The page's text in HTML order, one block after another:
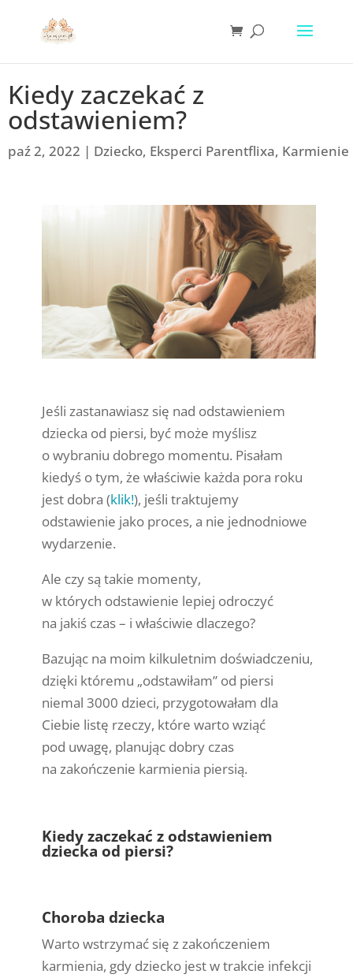
Kiedy zaczekać z
odstawieniem?
paź 2, 2022 | Dziecko, Eksperci Parentflixa, Karmienie
Jeśli zastanawiasz się nad odstawieniem
dziecka od piersi, być może myślisz
o wybraniu dobrego momentu. Pisałam
kiedyś o tym, że właściwie każda pora roku
jest dobra (klik!), jeśli traktujemy
odstawienie jako proces, a nie jednodniowe
wydarzenie.
Ale czy są takie momenty,
w których odstawienie lepiej odroczyć
na jakiś czas – i właściwie dlaczego?
Bazując na moim kilkuletnim doświadczeniu,
dzięki któremu „odstawiłam” od piersi
niemal 3000 dzieci, przygotowałam dla
Ciebie listę rzeczy, które warto wziąć
pod uwagę, planując dobry czas
na zakończenie karmienia piersią.
Kiedy zaczekać z odstawieniem
dziecka od piersi?
Choroba dziecka
Warto wstrzymać się z zakończeniem
karmienia, gdy dziecko jest w trakcie infekcji